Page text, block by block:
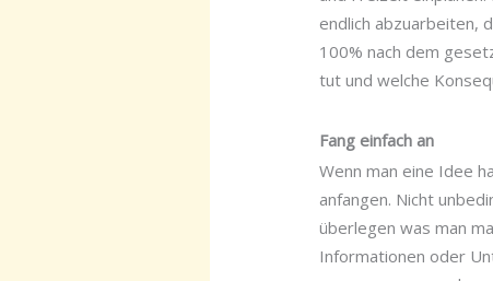
endlich abzuarbeiten,
100% nach dem
tut und welche
Fang einfach an
Wenn man eine Idee
anfangen. Nicht
überlegen was man
Informationen oder